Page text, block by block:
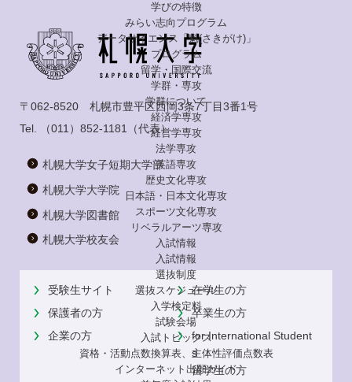
学びの特徴
みらい志向プログラム
データサイエンス「魁(さきがけ)」
プログラム
留学・国際交流
学群・専攻
学群について
経済学専攻
経営学専攻
法学専攻
英語専攻
歴史文化専攻
日本語・日本文化専攻
スポーツ文化専攻
リベラルアーツ専攻
入試情報
入試情報
選抜制度
選抜スケジュール
入学検定料
試験会場
入試トピックス
資格・活動点数換算表、主体性評価点数表
インターネット出願ガイド
〒062-8520 札幌市豊平区西岡3条7丁目3番1号
Tel.
（011）852-1181 （代表）
札幌大学女子短期大学部
札幌大学大学院
札幌大学図書館
札幌大学校友会
受験生サイト
在学生の方
保護者の方
卒業生の方
企業の方
for International Student
s
留学生の方